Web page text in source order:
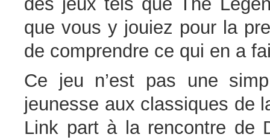
que vous y jouiez pour la
de comprendre ce qui en a
Ce jeu n’est pas une
jeunesse aux classiques de
Link part à la rencontre de